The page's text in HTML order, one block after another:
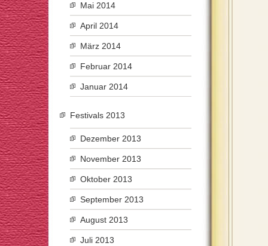
Mai 2014
April 2014
März 2014
Februar 2014
Januar 2014
Festivals 2013
Dezember 2013
November 2013
Oktober 2013
September 2013
August 2013
Juli 2013